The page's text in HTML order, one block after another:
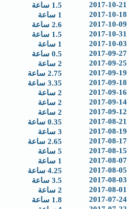
2017-10-21 1.5 ساعة
2017-10-18 1 ساعة
2017-10-09 2.6 ساعة
2017-10-31 1.5 ساعة
2017-10-03 1 ساعة
2017-09-27 0.5 ساعة
2017-09-25 2 ساعة
2017-09-19 2.75 ساعة
2017-09-18 3.35 ساعة
2017-09-16 2 ساعة
2017-09-14 2 ساعة
2017-09-12 2 ساعة
2017-08-21 0.35 ساعة
2017-08-19 3 ساعة
2017-08-17 2.65 ساعة
2017-08-15 5 ساعة
2017-08-07 1 ساعة
2017-08-05 4.25 ساعة
2017-08-03 3.5 ساعة
2017-08-01 2 ساعة
2017-07-24 1.8 ساعة